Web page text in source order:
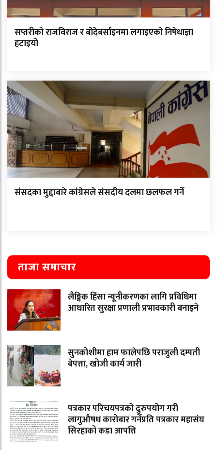
सप्तरीको राजविराज र बोदेबर्साइनमा लगाइएको निषेधाज्ञा
हटाइयो
संसदका मुद्दाबारे कांग्रेसले संसदीय दलमा छलफल गर्ने
ताजा समाचार
लैङ्गिक हिंसा न्यूनीकरणका लागि प्रविधिमा
आधारित सुरक्षा प्रणाली प्रभावकारी बनाइने
सुनकोशीमा हाम फालेपछि पराजुली दम्पती
बेपत्ता, खोजी कार्य जारी
पत्रकार परिचयपत्रको दुरुपयोग गरी
लागुऔषध कारोबार गर्नेप्रति पत्रकार महासंघ
सिरहाको कडा आपत्ति